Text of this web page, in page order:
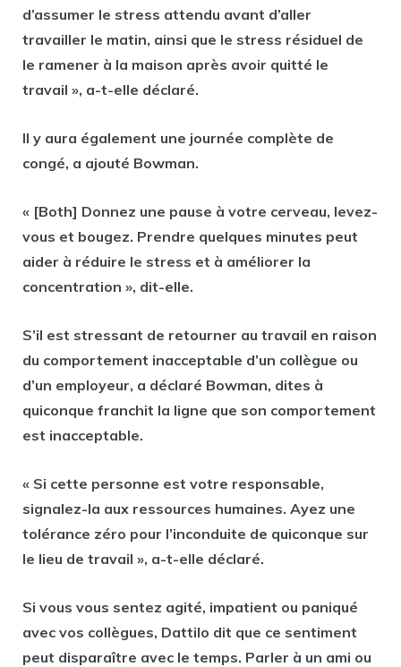
d’assumer le stress attendu avant d’aller
travailler le matin, ainsi que le stress résiduel de
le ramener à la maison après avoir quitté le
travail », a-t-elle déclaré.
Il y aura également une journée complète de
congé, a ajouté Bowman.
« [Both] Donnez une pause à votre cerveau, levez-
vous et bougez. Prendre quelques minutes peut
aider à réduire le stress et à améliorer la
concentration », dit-elle.
S’il est stressant de retourner au travail en raison
du comportement inacceptable d’un collègue ou
d’un employeur, a déclaré Bowman, dites à
quiconque franchit la ligne que son comportement
est inacceptable.
« Si cette personne est votre responsable,
signalez-la aux ressources humaines. Ayez une
tolérance zéro pour l’inconduite de quiconque sur
le lieu de travail », a-t-elle déclaré.
Si vous vous sentez agité, impatient ou paniqué
avec vos collègues, Dattilo dit que ce sentiment
peut disparaître avec le temps. Parler à un ami ou